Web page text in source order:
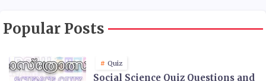
Popular Posts
Quiz
Social Science Quiz Questions and